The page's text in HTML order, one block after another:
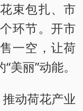
束包扎、市
环节。开市
一空，让荷
丽”动能。
推动荷花产业